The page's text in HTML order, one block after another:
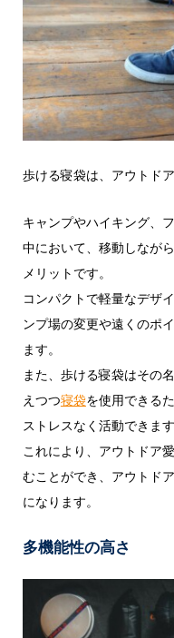
歩ける寝袋は、アウトド
キャンプやハイキング、
中において、移動しなが
メリットです。
コンパクトで軽量なデザ
ンプ場の変更や遠くのポ
ます。
また、歩ける寝袋はその
えつつ寝袋を使用できる
ストレスなく活動できます
これにより、アウトドア
むことができ、アウトド
になります。
多機能性の高さ